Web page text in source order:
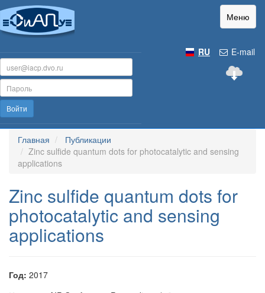
Меню
E-mail
RU
Войти
Главная
Публикации
Zinc sulfide quantum dots for photocatalytic and sensing
applications
Zinc sulfide quantum dots for
photocatalytic and sensing
applications
Год: 2017